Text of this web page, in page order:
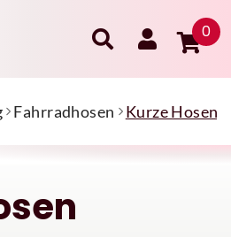
0
Fahrradhosen Kurze Hosen